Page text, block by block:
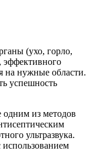
(ухо, горло,
эффективного
на нужные области.
успешность
из методов
ультразвука.